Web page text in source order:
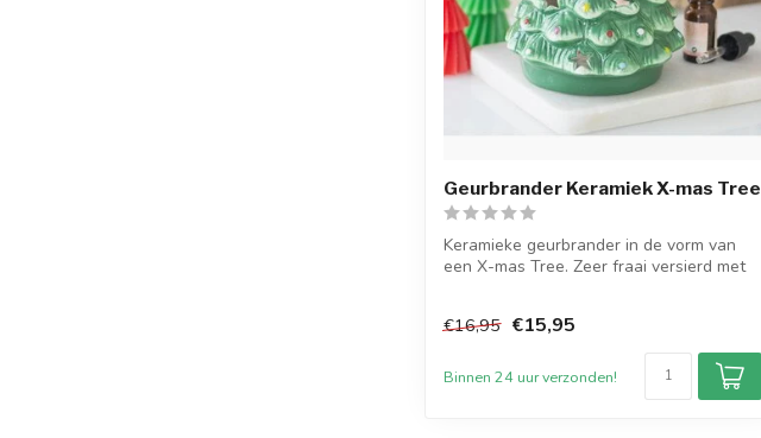
Geurbrander Keramiek X-mas Tree
Keramieke geurbrander in de vorm van
een X-mas Tree. Zeer fraai versierd met
€16,95 €15,95
Binnen 24 uur verzonden!